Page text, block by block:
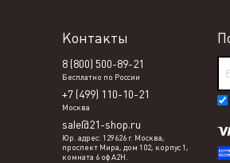
Контакты
8 (800) 500-89-21
Бесплатно по России
+7 (499) 110-10-21
Москва
sale@21-shop.ru
Юр. адрес: 129626 г. Москва,
проспект Мира, дом 102, корпус 1,
комната 6 оф А2Н.